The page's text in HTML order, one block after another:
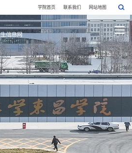
学院首页 联系我们 网站地图